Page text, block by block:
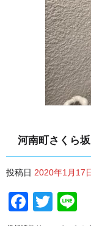
河南町さくら
投稿日 2020年1月17